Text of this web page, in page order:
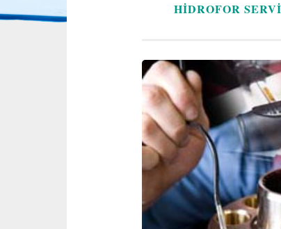
HIDROFOR